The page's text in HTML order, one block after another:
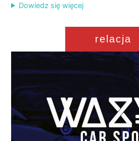
Dowiedz się więcej
relacja